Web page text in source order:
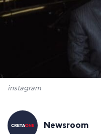
instagram
Newsroom